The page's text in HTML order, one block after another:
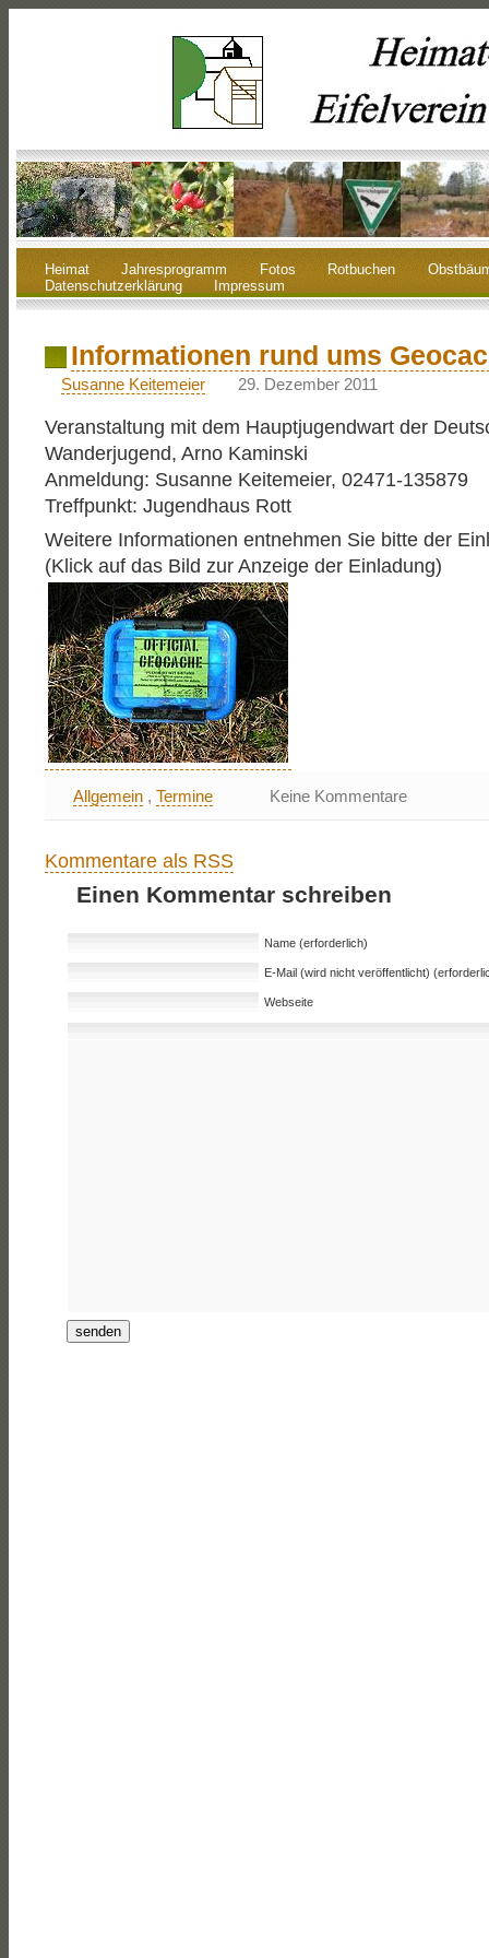
Heimat Jahresprogramm Fotos Rotbuchen
Datenschutzerklärung
Impressum
Informationen rund ums
Susanne Keitemeier 29. Dezember 2011
Veranstaltung mit dem Hauptjugendwart der
Wanderjugend, Arno Kaminski
Anmeldung: Susanne Keitemeier, 02471-135879
Treffpunkt: Jugendhaus Rott
Weitere Informationen entnehmen Sie bitte der
(Klick auf das Bild zur Anzeige der Einladung)
Allgemein, Termine Keine Kommentare
Kommentare als RSS
Einen Kommentar schreiben
Name (erforderlich)
E-Mail (wird nicht veröffentlicht)
Webseite